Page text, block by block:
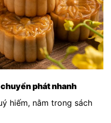
phát nhanh
hiếm, nằm trong sách